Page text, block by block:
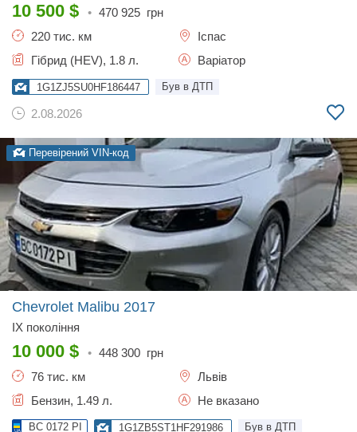
10 500 $ • 470 925 грн
220 тис. км
Іспас
Гібрид (HEV), 1.8 л.
Варіатор
1G1ZJ5SU0HF186447 Був в ДТП
2.08.2026
Перевірений VIN-код
Chevrolet Malibu 2017
IX покоління
10 000 $ • 448 300 грн
76 тис. км
Львів
Бензин, 1.49 л.
Не вказано
BC 0172 PI 1G1ZB5ST1HF291986 Був в ДТП